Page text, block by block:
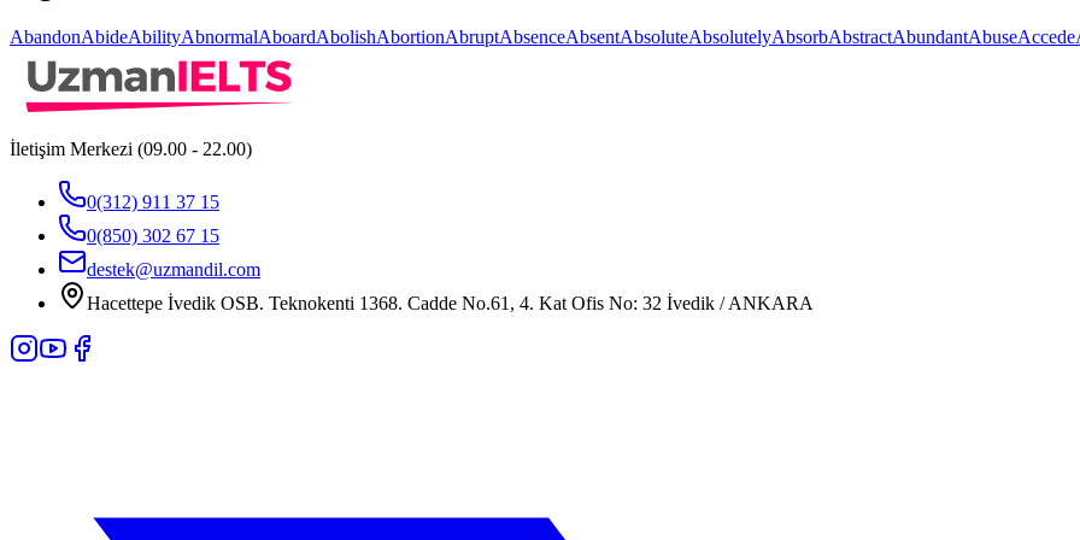
AbandonAbideAbilityAbnormalAboardAbolishAbortionAbruptAbsenceAbsentAbsoluteAbsolutelyAbsorbAbstractAbundantAbuseAccede
İletişim Merkezi (09.00 - 22.00)
0(312) 911 37 15
0(850) 302 67 15
destek@uzmandil.com
Hacettepe İvedik OSB. Teknokenti 1368. Cadde No.61, 4. Kat Ofis No: 32 İvedik / ANKARA